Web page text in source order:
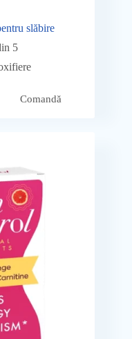
slăbire
5
Comandă